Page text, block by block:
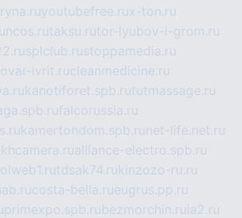
youtubefree.rux-ton.ru
taksu.rutor-lyubov-i-grom.ru
splclub.rustoppamedia.ru
ivrit.rucleanmedicine.ru
kanotiforet.spb.rututmassage.ru
falcorussia.ru
kamertondom.spb.ru net-life.net.ru
alliance-electro.spb.ru
tdsak74.rukinzozo-ru.ru
costa-bella.rueugrus.pp.ru
primexpo.spb.rubezmorchin.ru ia2.ru